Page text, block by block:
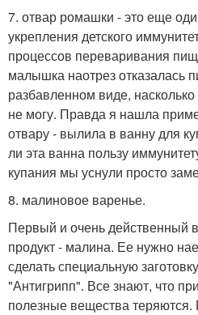
7. отвар ромашки - это еще
укрепления детского
процессов переваривания
малышка наотрез отказалась
разбавленном виде,
не могу. Правда я нашла
отвару - вылила в ванну для
ли эта ванна пользу
купания мы уснули просто
8. малиновое варенье.
Первый и очень действенный
продукт - малина. Ее нужно
сделать специальную
"Антигрипп". Все знают, что
полезные вещества